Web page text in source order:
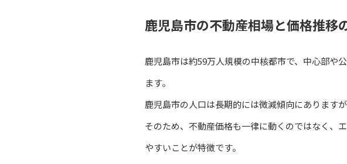
鹿児島市の不動産相場と価格推移
鹿児島市は約59万人規模の中核都市で、中心部や
ます。
鹿児島市の人口は長期的には微減傾向にあります
そのため、不動産価格も一律に動くのではなく、
やすいことが特徴です。